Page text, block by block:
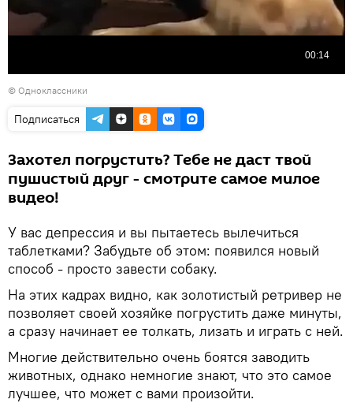
© Одноклассники
Подписаться
Захотел погрустить? Тебе не даст твой
пушистый друг - смотрите самое милое
видео!
У вас депрессия и вы пытаетесь вылечиться
таблетками? Забудьте об этом: появился новый
способ - просто завести собаку.
На этих кадрах видно, как золотистый ретривер не
позволяет своей хозяйке погрустить даже минуты,
а сразу начинает ее толкать, лизать и играть с ней.
Многие действительно очень боятся заводить
животных, однако немногие знают, что это самое
лучшее, что может с вами произойти.